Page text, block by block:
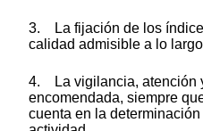
3. La fijación de los
calidad admisible a lo
4. La vigilancia, atención
encomendada, siempre
cuenta en la